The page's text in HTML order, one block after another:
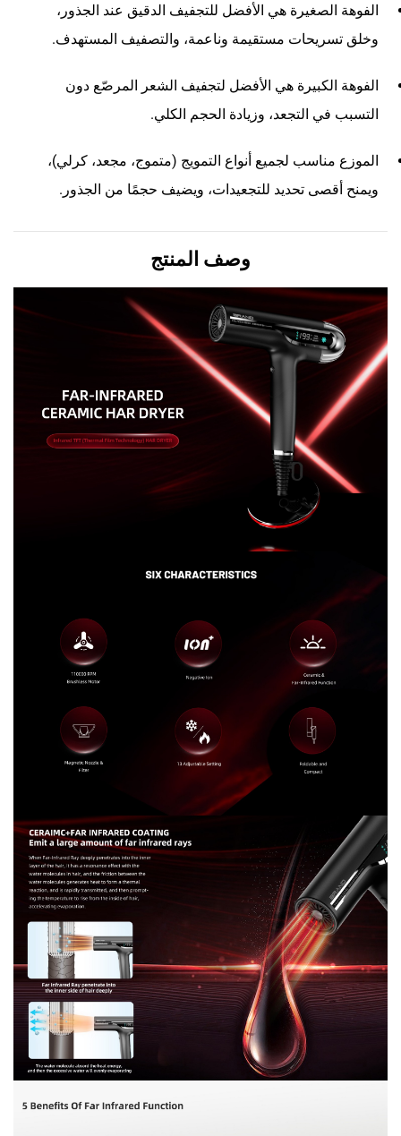
الفوهة الصغيرة هي الأفضل للتجفيف الدقيق عند الجذور،
وخلق تسريحات مستقيمة وناعمة، والتصفيف المستهدف.
الفوهة الكبيرة هي الأفضل لتجفيف الشعر المرصّع دون
التسبب في التجعد، وزيادة الحجم الكلي.
الموزع مناسب لجميع أنواع التمويج (متموج، مجعد، كرلي)،
ويمنح أقصى تحديد للتجعيدات، ويضيف حجمًا من الجذور.
وصف المنتج